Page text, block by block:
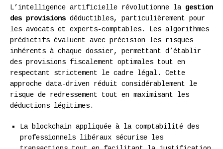
L’intelligence artificielle révolutionne la gestion
des provisions déductibles, particulièrement pour
les avocats et experts-comptables. Les algorithmes
prédictifs évaluent avec précision les risques
inhérents à chaque dossier, permettant d’établir
des provisions fiscalement optimales tout en
respectant strictement le cadre légal. Cette
approche data-driven réduit considérablement le
risque de redressement tout en maximisant les
déductions légitimes.
La blockchain appliquée à la comptabilité des
professionnels libéraux sécurise les